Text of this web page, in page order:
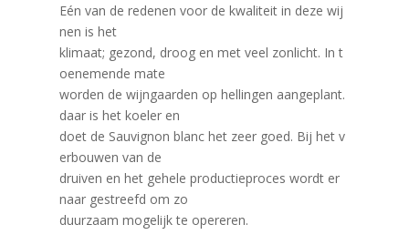
Eén van de redenen voor de kwaliteit in deze wij
nen is het
klimaat; gezond, droog en met veel zonlicht. In t
oenemende mate
worden de wijngaarden op hellingen aangeplant.
daar is het koeler en
doet de Sauvignon blanc het zeer goed. Bij het v
erbouwen van de
druiven en het gehele productieproces wordt er
naar gestreefd om zo
duurzaam mogelijk te opereren.